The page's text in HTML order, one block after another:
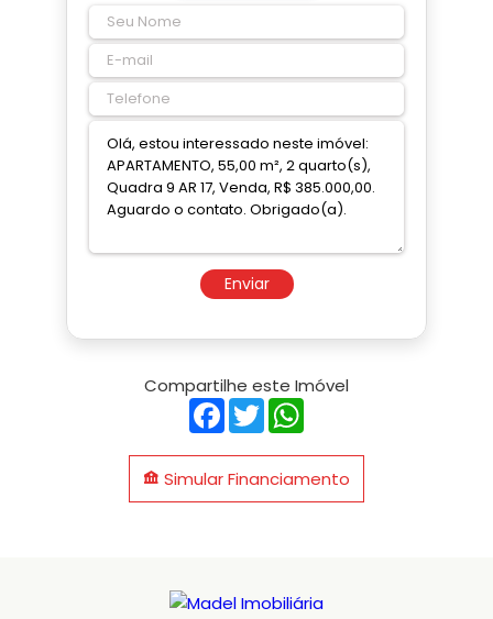
Enviar
Compartilhe este Imóvel
Facebook
Twitter
Simular Financiamento